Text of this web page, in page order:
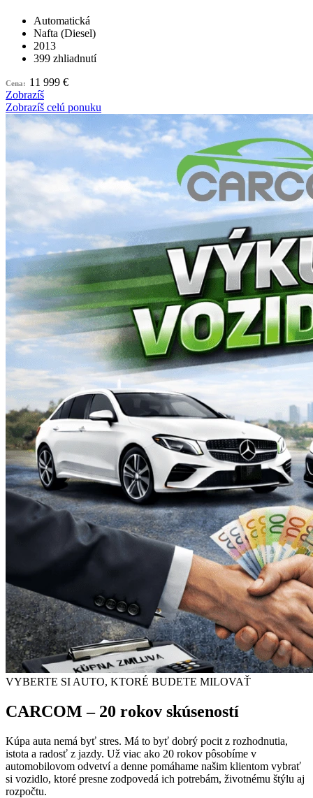
Automatická
Nafta (Diesel)
2013
399 zhliadnutí
Cena: 11 999 €
Zobrazíš
Zobrazíš celú ponuku
VYBERTE SI AUTO, KTORÉ BUDETE MILOVAŤ
CARCOM – 20 rokov skúseností
Kúpa auta nemá byť stres. Má to byť dobrý pocit z rozhodnutia,
istota a radosť z jazdy. Už viac ako 20 rokov pôsobíme v
automobilovom odvetví a denne pomáhame našim klientom vybrať
si vozidlo, ktoré presne zodpovedá ich potrebám, životnému štýlu aj
rozpočtu.